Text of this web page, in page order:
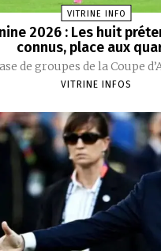
VITRINE INFO
2026 : Les huit
connus, place aux
de groupes de la Coupe
VITRINE INFOS